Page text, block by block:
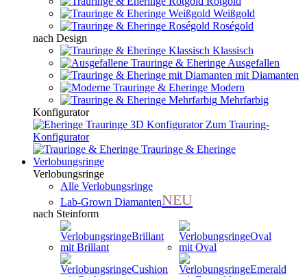
Weißgold
Roségold
nach Design
Klassisch
Ausgefallen
mit Diamanten
Modern
Mehrfarbig
Konfigurator
Zum Trauring-
Konfigurator
Trauringe & Eheringe
Verlobungsringe
Verlobungsringe
Alle Verlobungsringe
Lab-Grown DiamantenNEU
nach Steinform
Brillant
Oval
Cushion Emerald